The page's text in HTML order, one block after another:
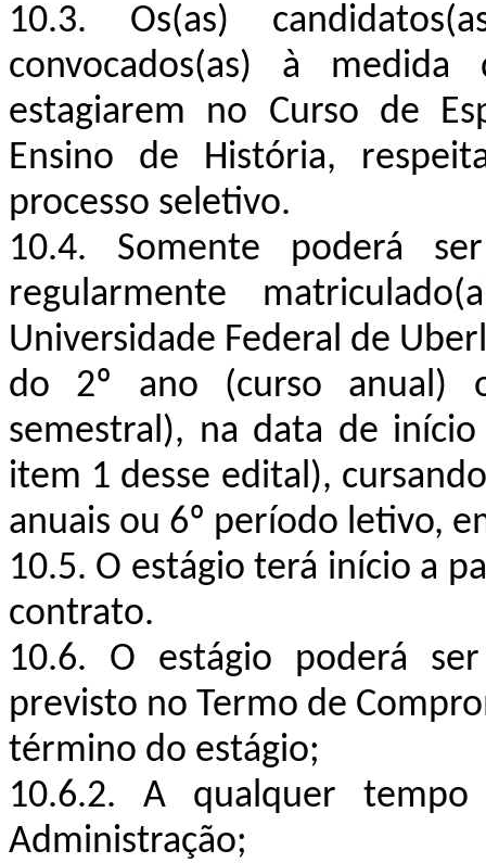
10.3. Os(as)
convocados(as) à
estagiarem no Curso de
Ensino de História,
processo seletivo.
10.4. Somente poderá
regularmente
Universidade Federal de
do 2º ano (curso anual)
semestral), na data de
item 1 desse edital),
anuais ou 6º período letivo,
10.5. O estágio terá início a
contrato.
10.6. O estágio poderá
previsto no Termo de
término do estágio;
10.6.2. A qualquer
Administração;